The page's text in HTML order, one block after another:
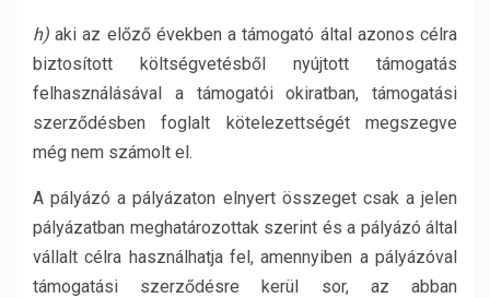
h)aki az előző években a támogató által azonos célra
biztosított költségvetésből nyújtott támogatás
felhasználásával a támogatói okiratban, támogatási
szerződésben foglalt kötelezettségét megszegve
még nem számolt el.
A pályázó a pályázaton elnyert összeget csak a jelen
pályázatban meghatározottak szerint és a pályázó által
vállalt célra használhatja fel, amennyiben a pályázóval
támogatási szerződésre kerül sor, az abban